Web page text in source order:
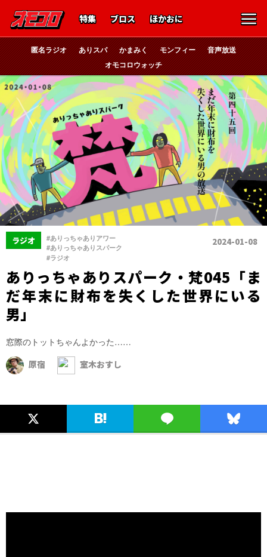
特集 ブロス ほかおに
匿名ラジオ ありスパ かまみく モンフィー
音声放送
オモコロウォッチ
ラジオ #ありっちゃありアワー
#ありっちゃありスパーク
#ラジオ
2024-01-08
ありっちゃありスパーク・梵045「ま
だ年末に財布を失くした世界にいる
男」
窓際のトットちゃんよかった……
原宿
室木おすし